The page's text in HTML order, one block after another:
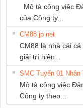
Mô tả công việc
của Công ty...
CM88 jp net
CM88 là nhà cái
giải trí hiện...
SMC Tuyển 01 Nhân
Mô tả công việc
Công ty theo...